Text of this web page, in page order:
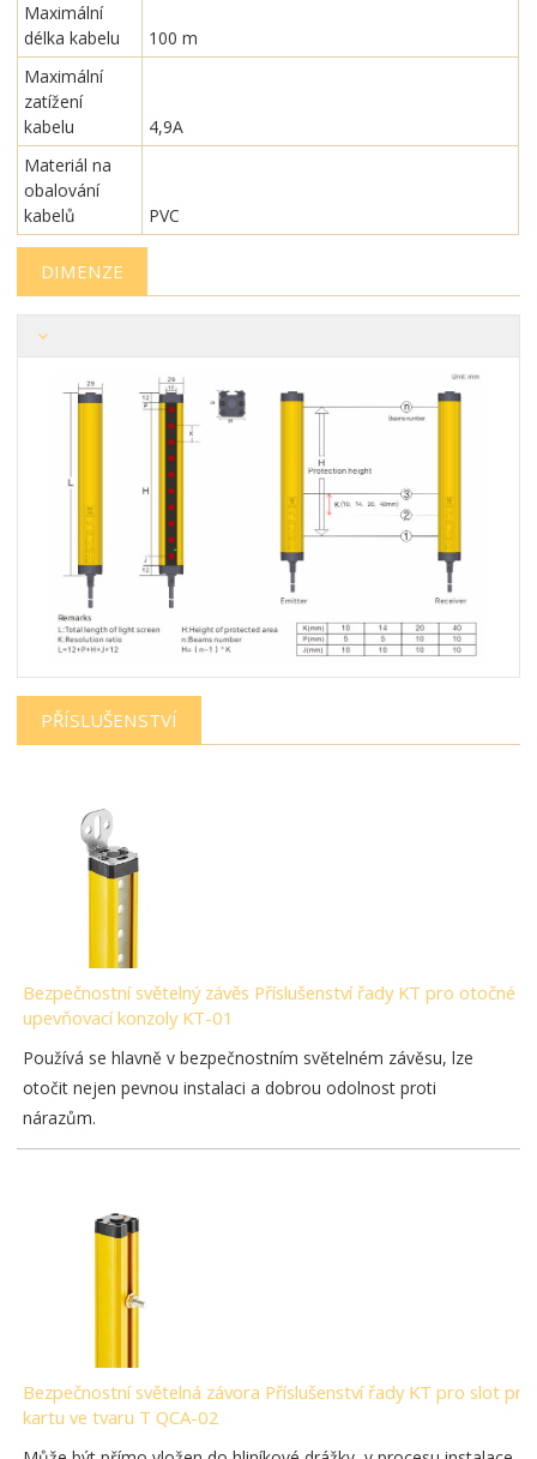
Maximální
délka kabelu
100 m
Maximální
zatížení
kabelu
4,9A
Materiál na
obalování
kabelů
PVC
DIMENZE
PŘÍSLUŠENSTVÍ
Bezpečnostní světelný závěs Příslušenství řady KT pro otočné
upevňovací konzoly KT-01
Používá se hlavně v bezpečnostním světelném závěsu, lze
otočit nejen pevnou instalaci a dobrou odolnost proti
nárazům.
Bezpečnostní světelná závora Příslušenství řady KT pro slot pro
kartu ve tvaru T QCA-02